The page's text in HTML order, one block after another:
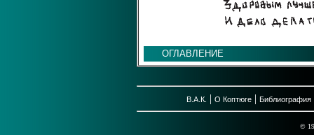
ОГЛАВЛЕНИЕ
В.А.К. | О Коптюге | Библиография
©